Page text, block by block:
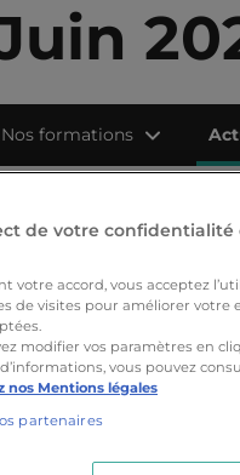
Nos formations
de votre
votre accord, vous acceptez
de visites pour améliorer votre
modifier vos paramètres en
vous pouvez
nos Mentions légales
partenaires